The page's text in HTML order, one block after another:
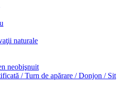
naturale
neobişnuit
/ Turn de apărare / Donjon / Sit